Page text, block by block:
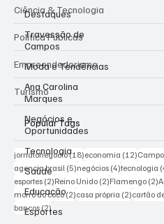
Destaques
Travessão de
Campos
Moda e Tendências
Ana Carolina
Marques
Negócios e
Oportunidades
Tecnologia
Saúde
Educação
Esportes
Ciência & Tecnologia
Política Públicas
Empreendedorismo
Turismo
Popular Tags
jornalonegocio(18)18 posts
economia (12)12
agencia brasil (5)5 posts
negócios (4)4 posts
tecnologia
esportes (2)2 posts
Reino Unido (2)2 posts
Flamengo (2)2
morro do coco (2)2 posts
casa própria (2)2 posts
cartão
bancos(2)